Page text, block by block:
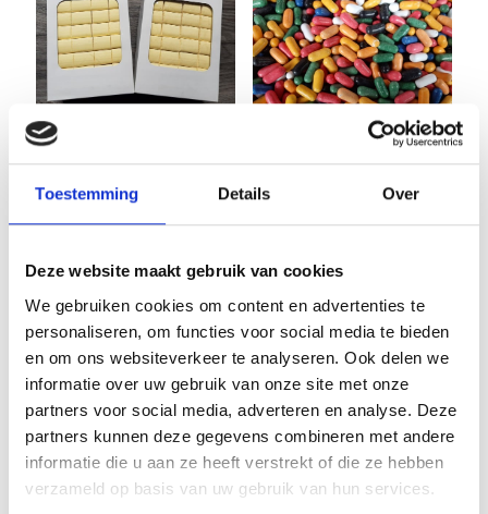
Toestemming Details Over
Deze website maakt gebruik van cookies
We gebruiken cookies om content en advertenties te
personaliseren, om functies voor social media te bieden
en om ons websiteverkeer te analyseren. Ook delen we
informatie over uw gebruik van onze site met onze
partners voor social media, adverteren en analyse. Deze
partners kunnen deze gegevens combineren met andere
informatie die u aan ze heeft verstrekt of die ze hebben
verzameld op basis van uw gebruik van hun services.
200 stuks
€29,90 Oorspronkelijke
prijs
€29,90.
€
Huidige
prijs
€24,95.
Venco 1 kilo
Bielzen